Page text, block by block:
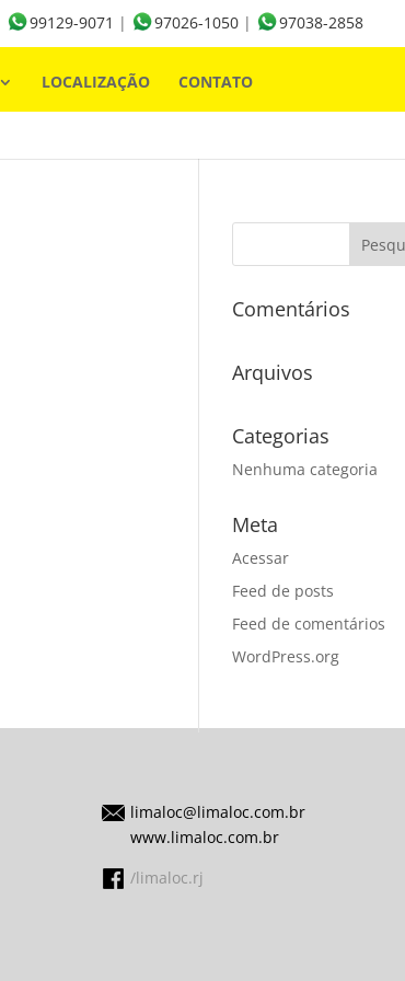
99129-9071 | 97026-1050| 97038-2858
LOCALIZAÇÃO CONTATO
Comentários
Arquivos
Categorias
Nenhuma categoria
Meta
Acessar
Feed de posts
Feed de comentários
WordPress.org
limaloc@limaloc.com.br
www.limaloc.com.br
/limaloc.rj